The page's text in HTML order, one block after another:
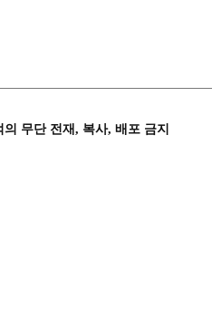
무단 전재, 복사, 배포 금지